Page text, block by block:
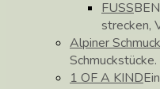
FUSS
strecken,
Alpiner Schmuck
Schmuckstücke.
1 OF A KIND